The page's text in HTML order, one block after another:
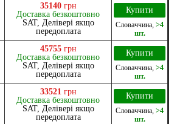
35140 грн
Доставка безкоштовно
SAT, Делівері якщо
передоплата
Купити
Словаччина >4
шт.
45755 грн
Доставка безкоштовно
SAT, Делівері якщо
передоплата
Купити
Словаччина >4
шт.
33521 грн
Доставка безкоштовно
SAT, Делівері якщо
передоплата
Купити
Словаччина >4
шт.